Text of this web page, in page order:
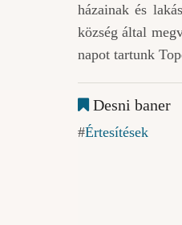
házainak és
község által
napot tartunk
Desni baner
Értesítések